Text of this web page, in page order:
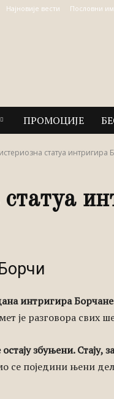
Најновије вести Пословни
ПРОМОЦИЈЕ
статуа интригира
интригира Борчане
је разговора свих
збуњени. Стају,
се поједини њени